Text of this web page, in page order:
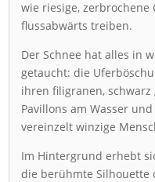
wie riesige, zerbrochene
flussabwärts treiben.
Der Schnee hat alles in
getaucht: die
ihren filigranen,
Pavillons am Wasser
vereinzelt winzige
Im Hintergrund erhebt
die berühmte Silhouette